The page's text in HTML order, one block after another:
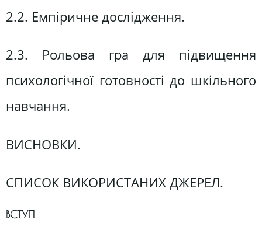
2.2. Емпіричне дослідження.
2.3. Рольова гра для підвищення
психологічної готовності до шкільного
навчання.
ВИСНОВКИ.
СПИСОК ВИКОРИСТАНИХ ДЖЕРЕЛ.
ВСТУП